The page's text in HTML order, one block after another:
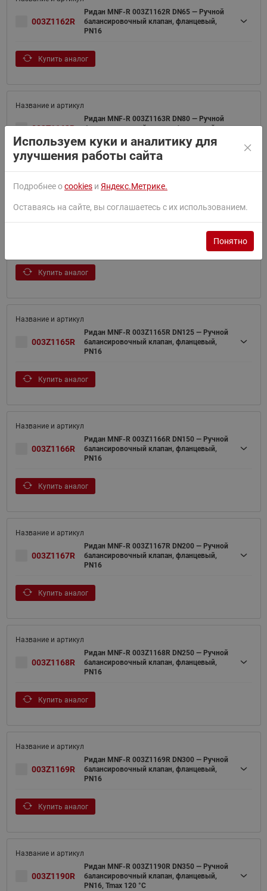
003Z1162R
Ридан MNF-R 003Z1162R DN65 — Ручной
балансировочный клапан, фланцевый,
PN16
Купить аналог
003Z1163R
Ридан MNF-R 003Z1163R DN80 — Ручной
балансировочный клапан, фланцевый,
PN16
Ридан MNF-R 003Z1164R DN100 — Ручной
балансировочный клапан, фланцевый,
Купить аналог
003Z1165R
Ридан MNF-R 003Z1165R DN125 — Ручной
балансировочный клапан, фланцевый,
PN16
Купить аналог
003Z1166R
Ридан MNF-R 003Z1166R DN150 — Ручной
балансировочный клапан, фланцевый,
PN16
Купить аналог
003Z1167R
Ридан MNF-R 003Z1167R DN200 — Ручной
балансировочный клапан, фланцевый,
PN16
Купить аналог
003Z1168R
Ридан MNF-R 003Z1168R DN250 — Ручной
балансировочный клапан, фланцевый,
PN16
Купить аналог
003Z1169R
Ридан MNF-R 003Z1169R DN300 — Ручной
балансировочный клапан, фланцевый,
PN16
Купить аналог
003Z1190R
Ридан MNF-R 003Z1190R DN350 — Ручной
балансировочный клапан, фланцевый,
PN16, Tmax 120 °C
Используем куки и аналитику для
улучшения работы сайта
Подробнее оcookies и Яндекс.Метрике.
Оставаясь на сайте, вы соглашаетесь с их использованием.
Понятно